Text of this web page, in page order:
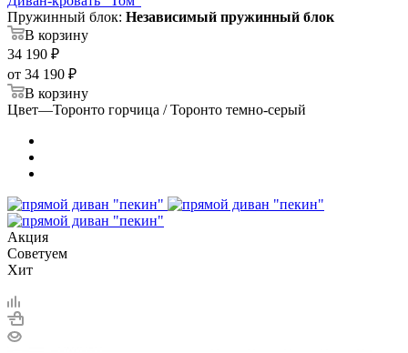
Пружинный блок: Независимый пружинный блок
В корзину
34 190 ₽
от 34 190 ₽
В корзину
Цвет—Торонто горчица / Торонто темно-серый
Акция
Советуем
Хит